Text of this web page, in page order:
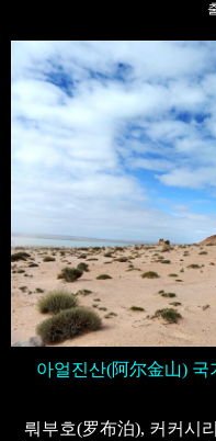
생생 중국어
아얼진산(阿尔金山) 국
뤄부호(罗布泊), 커커시